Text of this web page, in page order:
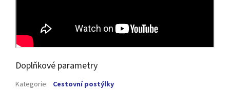
Doplňkové parametry
Kategorie: Cestovní postýlky